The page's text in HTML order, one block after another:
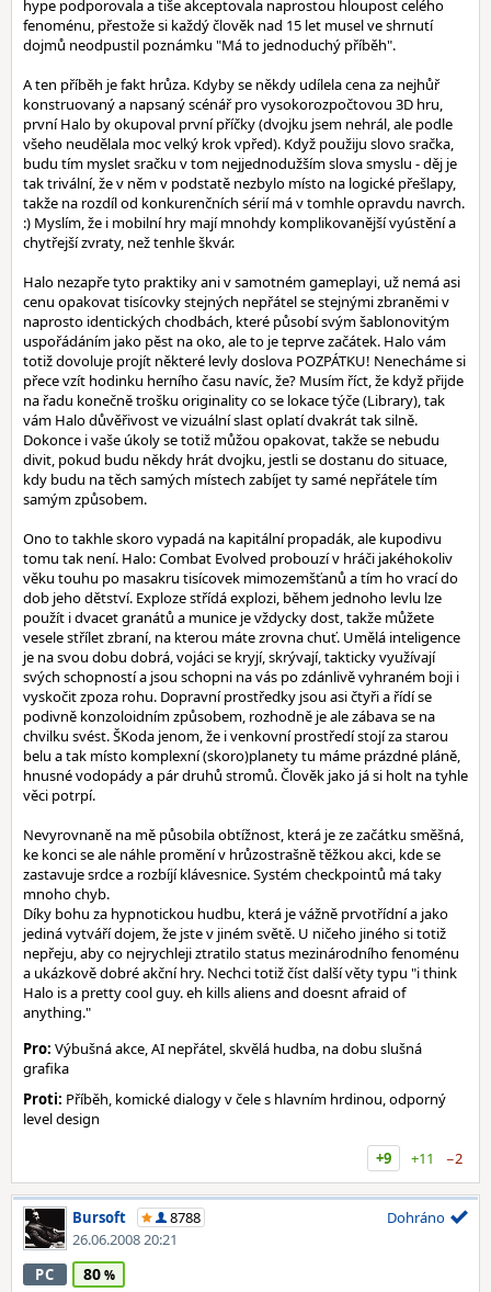
hype podporovala a tiše akceptovala naprostou hloupost celého
fenoménu, přestože si každý člověk nad 15 let musel ve shrnutí
dojmů neodpustil poznámku "Má to jednoduchý příběh".
A ten příběh je fakt hrůza. Kdyby se někdy udílela cena za nejhůř
konstruovaný a napsaný scénář pro vysokorozpočtovou 3D hru,
první Halo by okupoval první příčky (dvojku jsem nehrál, ale podle
všeho neudělala moc velký krok vpřed). Když použiju slovo sračka,
budu tím myslet sračku v tom nejjednodužším slova smyslu - děj je
tak trivální, že v něm v podstatě nezbylo místo na logické přešlapy,
takže na rozdíl od konkurenčních sérií má v tomhle opravdu navrch.
:) Myslím, že i mobilní hry mají mnohdy komplikovanější vyústění a
chytřejší zvraty, než tenhle škvár.
Halo nezapře tyto praktiky ani v samotném gameplayi, už nemá asi
cenu opakovat tisícovky stejných nepřátel se stejnými zbraněmi v
naprosto identických chodbách, které působí svým šablonovitým
uspořádáním jako pěst na oko, ale to je teprve začátek. Halo vám
totiž dovoluje projít některé levly doslova POZPÁTKU! Nenecháme si
přece vzít hodinku herního času navíc, že? Musím říct, že když přijde
na řadu konečně trošku originality co se lokace týče (Library), tak
vám Halo důvěřivost ve vizuální slast oplatí dvakrát tak silně.
Dokonce i vaše úkoly se totiž můžou opakovat, takže se nebudu
divit, pokud budu někdy hrát dvojku, jestli se dostanu do situace,
kdy budu na těch samých místech zabíjet ty samé nepřátele tím
samým způsobem.
Ono to takhle skoro vypadá na kapitální propadák, ale kupodivu
tomu tak není. Halo: Combat Evolved probouzí v hráči jakéhokoliv
věku touhu po masakru tisícovek mimozemšťanů a tím ho vrací do
dob jeho dětství. Exploze střídá explozi, během jednoho levlu lze
použít i dvacet granátů a munice je vždycky dost, takže můžete
vesele střílet zbraní, na kterou máte zrovna chuť. Umělá inteligence
je na svou dobu dobrá, vojáci se kryjí, skrývají, takticky využívají
svých schopností a jsou schopni na vás po zdánlivě vyhraném boji i
vyskočit zpoza rohu. Dopravní prostředky jsou asi čtyři a řídí se
podivně konzoloidním způsobem, rozhodně je ale zábava se na
chvilku svést. ŠKoda jenom, že i venkovní prostředí stojí za starou
belu a tak místo komplexní (skoro)planety tu máme prázdné pláně,
hnusné vodopády a pár druhů stromů. Člověk jako já si holt na tyhle
věci potrpí.
Nevyrovnaně na mě působila obtížnost, která je ze začátku směšná,
ke konci se ale náhle promění v hrůzostrašně těžkou akci, kde se
zastavuje srdce a rozbíjí klávesnice. Systém checkpointů má taky
mnoho chyb.
Díky bohu za hypnotickou hudbu, která je vážně prvotřídní a jako
jediná vytváří dojem, že jste v jiném světě. U ničeho jiného si totiž
nepřeju, aby co nejrychleji ztratilo status mezinárodního fenoménu
a ukázkově dobré akční hry. Nechci totiž číst další věty typu "i think
Halo is a pretty cool guy. eh kills aliens and doesnt afraid of
anything."
Pro: Výbušná akce, AI nepřátel, skvělá hudba, na dobu slušná
grafika
Proti: Příběh, komické dialogy v čele s hlavním hrdinou, odporný
level design
+9
+11 −2
Bursoft
8788
26.06.2008 20:21
Dohráno
PC 80